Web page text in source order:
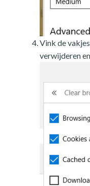
Vink de
verwijderen